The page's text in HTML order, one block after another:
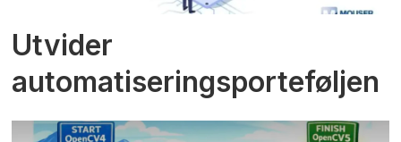
Utvider
automatiseringsporteføljen